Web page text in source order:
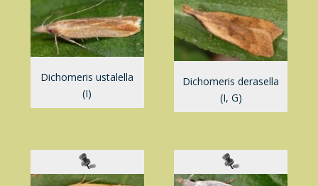
Dichomeris ustalella
(I)
Dichomeris derasella
(I, G)